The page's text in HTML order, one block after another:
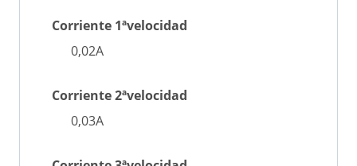
Corriente 1ªvelocidad
0,02A
Corriente 2ªvelocidad
0,03A